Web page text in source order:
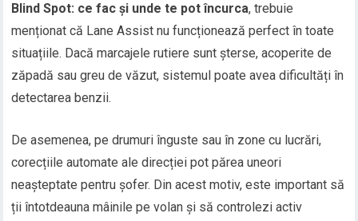
Blind Spot: ce fac și unde te pot încurca, trebuie
menționat că Lane Assist nu funcționează perfect în toate
situațiile. Dacă marcajele rutiere sunt șterse, acoperite de
zăpadă sau greu de văzut, sistemul poate avea dificultăți în
detectarea benzii.
De asemenea, pe drumuri înguste sau în zone cu lucrări,
corecțiile automate ale direcției pot părea uneori
neașteptate pentru șofer. Din acest motiv, este important să
ții întotdeauna mâinile pe volan și să controlezi activ